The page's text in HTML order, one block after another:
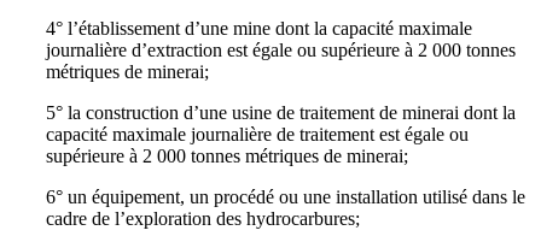
4° l’établissement d’une mine dont la capacité maximale
journalière d’extraction est égale ou supérieure à 2 000 tonnes
métriques de minerai;
5° la construction d’une usine de traitement de minerai dont la
capacité maximale journalière de traitement est égale ou
supérieure à 2 000 tonnes métriques de minerai;
6° un équipement, un procédé ou une installation utilisé dans le
cadre de l’exploration des hydrocarbures;